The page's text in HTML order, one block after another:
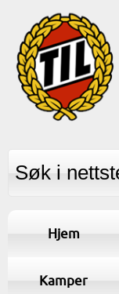
Hjem
Kamper